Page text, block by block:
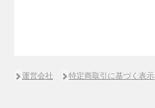
運営会社 特定商取引に基づく表示